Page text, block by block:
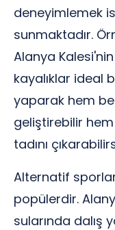
deneyimlemek
sunmaktadır.
Alanya
kayalıklar ideal
yaparak hem
geliştirebilir
tadını
Alternatif
popülerdir.
sularında dalış